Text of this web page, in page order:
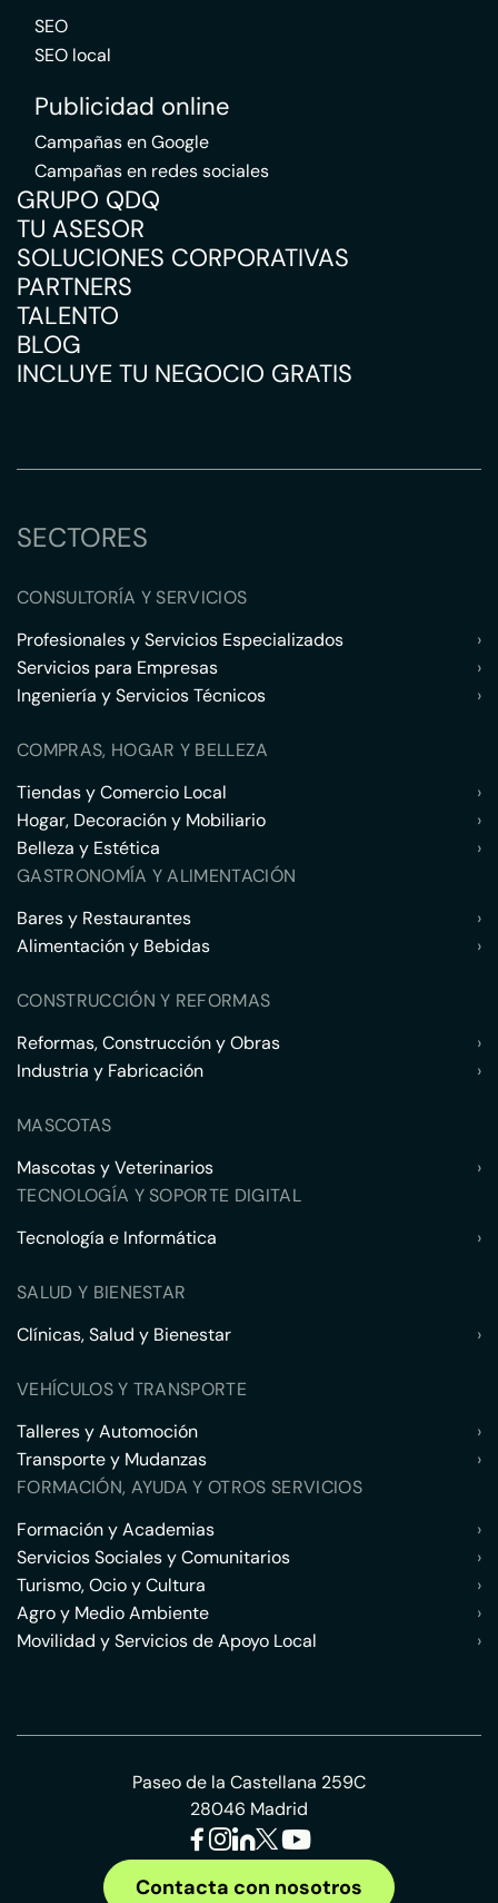
SEO
SEO local
Publicidad online
Campañas en Google
Campañas en redes sociales
GRUPO QDQ
TU ASESOR
SOLUCIONES CORPORATIVAS
PARTNERS
TALENTO
BLOG
INCLUYE TU NEGOCIO GRATIS
SECTORES
CONSULTORÍA Y SERVICIOS
Profesionales y Servicios Especializados
›
Servicios para Empresas
›
Ingeniería y Servicios Técnicos
›
COMPRAS, HOGAR Y BELLEZA
Tiendas y Comercio Local
›
Hogar, Decoración y Mobiliario
›
Belleza y Estética
›
GASTRONOMÍA Y ALIMENTACIÓN
Bares y Restaurantes
›
Alimentación y Bebidas
›
CONSTRUCCIÓN Y REFORMAS
Reformas, Construcción y Obras
›
Industria y Fabricación
›
MASCOTAS
Mascotas y Veterinarios
›
TECNOLOGÍA Y SOPORTE DIGITAL
Tecnología e Informática
›
SALUD Y BIENESTAR
Clínicas, Salud y Bienestar
›
VEHÍCULOS Y TRANSPORTE
Talleres y Automoción
›
Transporte y Mudanzas
›
FORMACIÓN, AYUDA Y OTROS SERVICIOS
Formación y Academias
›
Servicios Sociales y Comunitarios
›
Turismo, Ocio y Cultura
›
Agro y Medio Ambiente
›
Movilidad y Servicios de Apoyo Local
›
Paseo de la Castellana 259C
28046 Madrid
Contacta con nosotros